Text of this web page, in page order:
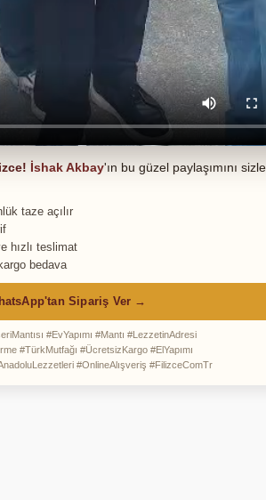
İshak Akbay'ın bu güzel paylaşımını
taze açılır
hızlı teslimat
bedava
Sipariş Ver →
#EvYapımı #Mantı #LezzetinAdresi
#TürkMutfağı #ÜcretsizKargo #ElYapımı
#OnlineAlışveriş #FilizceComTr